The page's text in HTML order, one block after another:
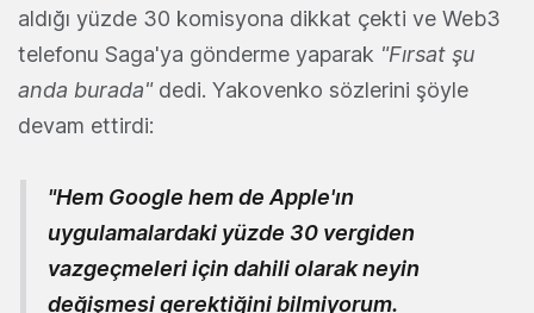
aldığı yüzde 30 komisyona dikkat çekti ve Web3
telefonu Saga'ya gönderme yaparak "Fırsat şu
anda burada" dedi. Yakovenko sözlerini şöyle
devam ettirdi:
"Hem Google hem de Apple'ın
uygulamalardaki yüzde 30 vergiden
vazgeçmeleri için dahili olarak neyin
değişmesi gerektiğini bilmiyorum.